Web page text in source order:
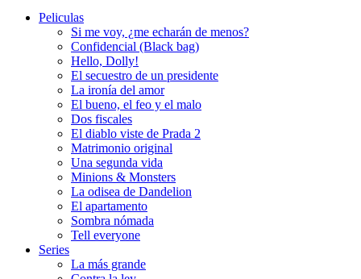
Peliculas
Si me voy, ¿me echarán de menos?
Confidencial (Black bag)
Hello, Dolly!
El secuestro de un presidente
La ironía del amor
El bueno, el feo y el malo
Dos fiscales
El diablo viste de Prada 2
Matrimonio original
Una segunda vida
Minions & Monsters
La odisea de Dandelion
El apartamento
Sombra nómada
Tell everyone
Series
La más grande